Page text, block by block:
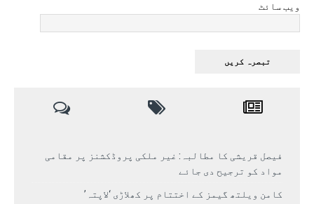
ویب سائٹ
فیصل قریشی کا مطالبہ: غیر ملکی پروڈکشنز پر مقامی
مواد کو ترجیح دی جائے
کامن ویلتھ گیمز کے اختتام پر کھلاڑی ‘لاپتہ’